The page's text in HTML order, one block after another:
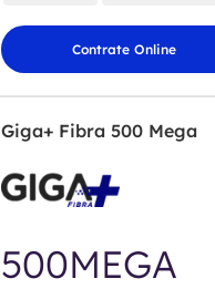
Contrate Online
Giga+ Fibra 500 Mega
500MEGA